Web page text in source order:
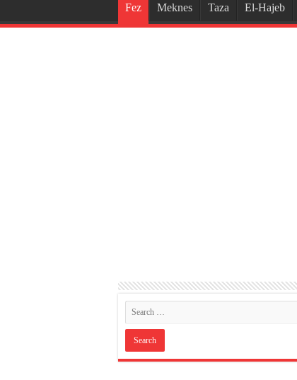
Fez Meknes Taza El-Hajeb